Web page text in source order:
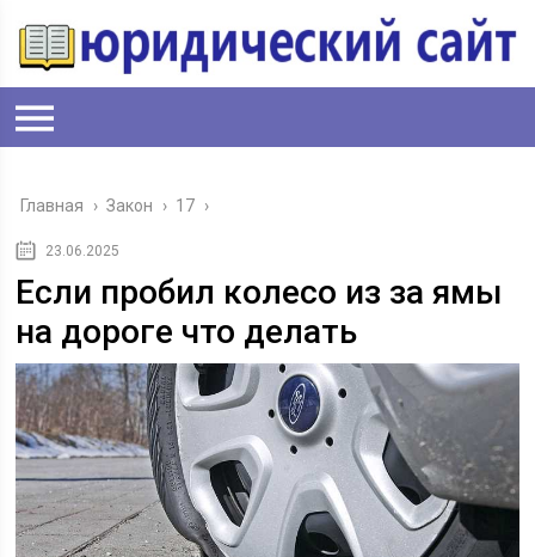
Главная › Закон › 17 ›
23.06.2025
Если пробил колесо из за ямы
на дороге что делать